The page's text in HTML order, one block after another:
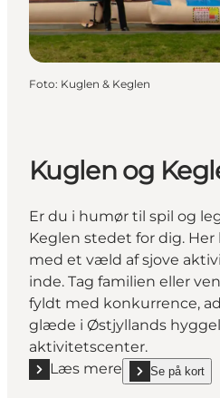
Foto: Kuglen & Keglen
Kuglen og
Er du i humør til spil og
Keglen stedet for dig.
med et væld af sjove
inde. Tag familien eller
fyldt med konkurrence,
glæde i Østjyllands
aktivitetscenter.
Læs mere
Læs mere "Kuglen ogSe på kort
show Kuglen og